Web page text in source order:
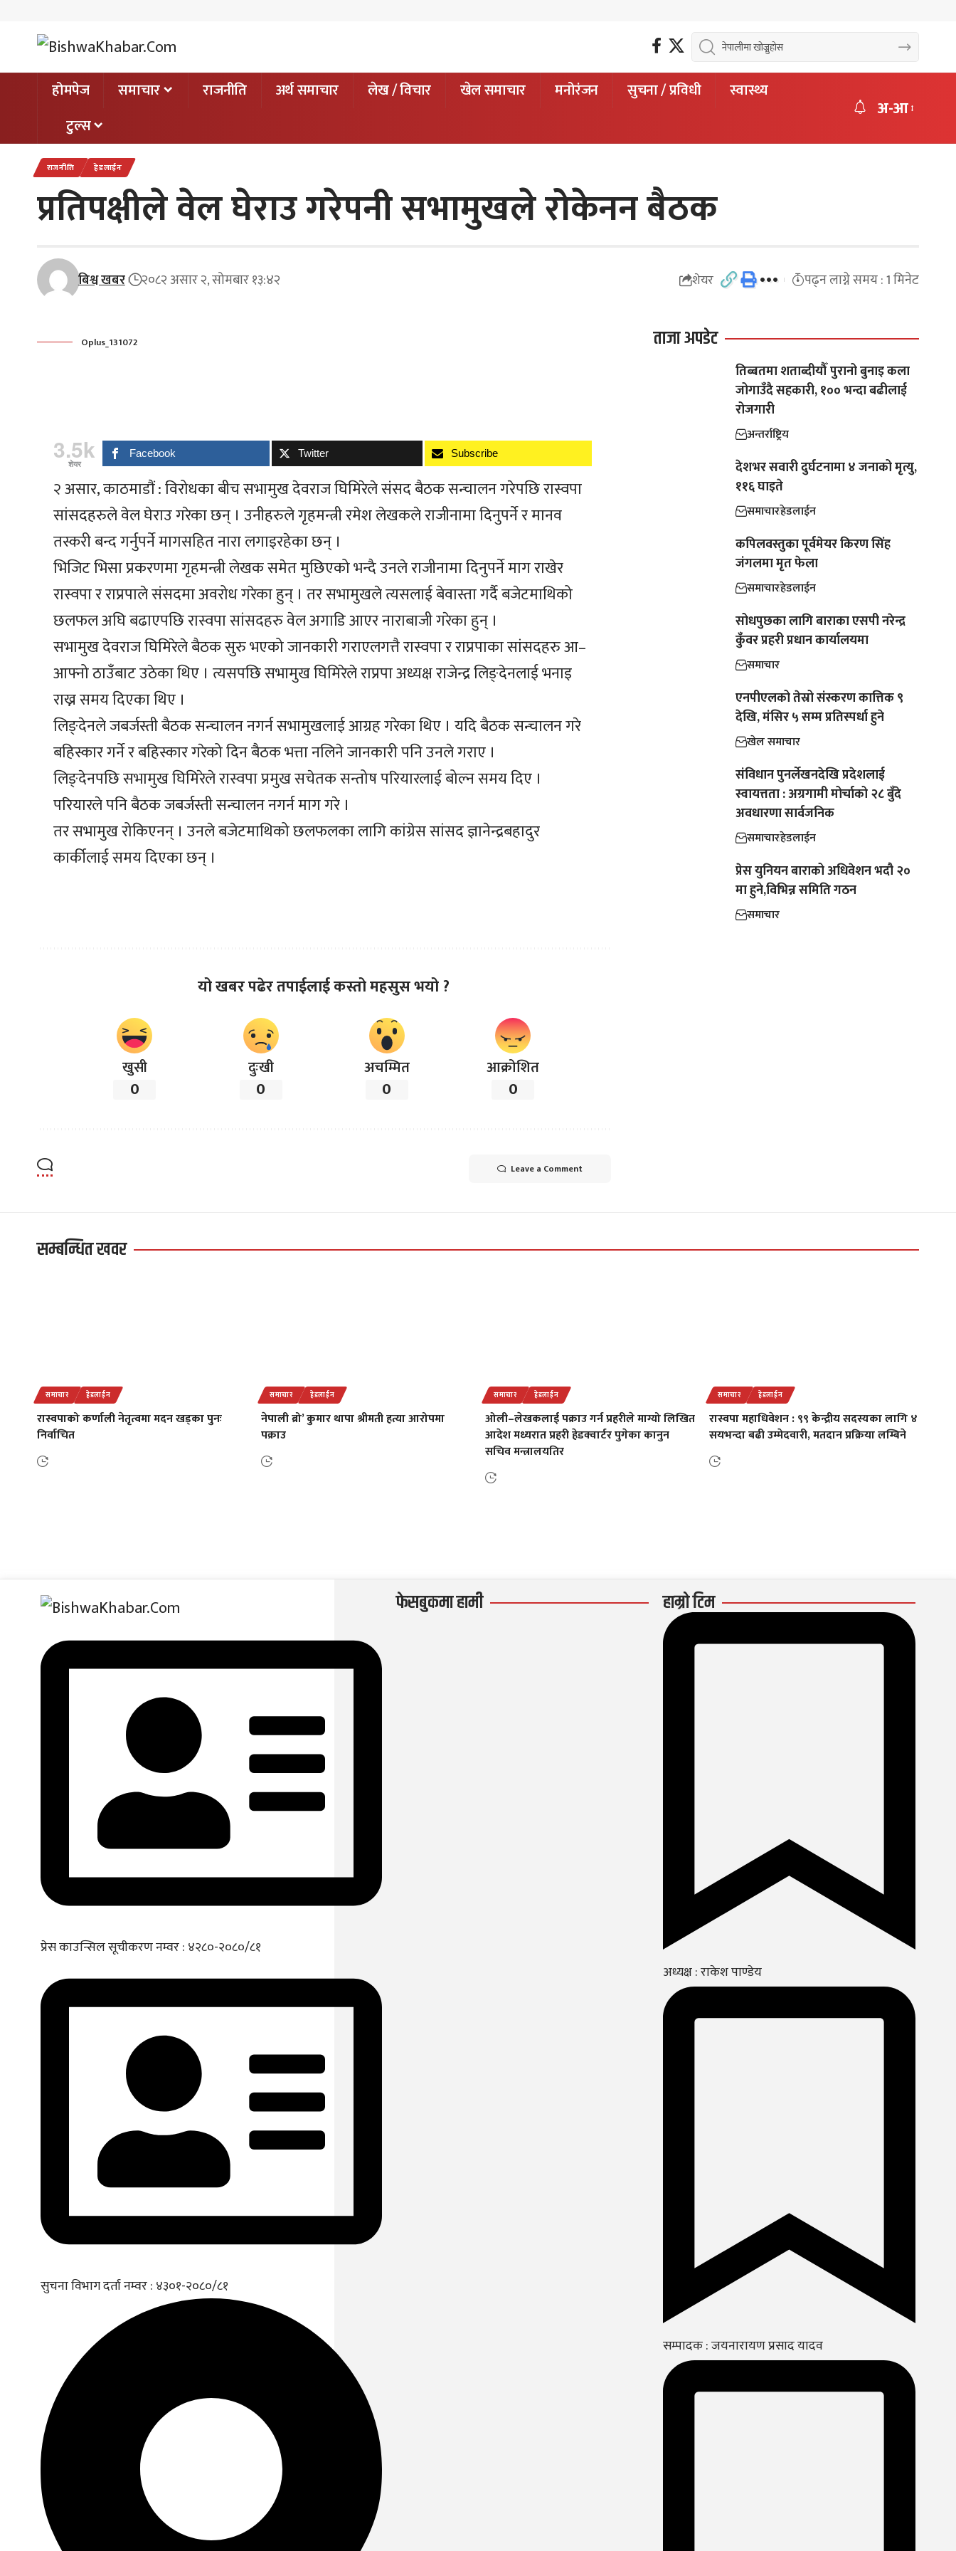
होमपेज समाचार राजनीति अर्थ समाचार लेख / विचार खेल समाचार मनोरंजन सुचना / प्रविधी
स्वास्थ्य
टुल्स
अ-आ
राजनीति हेडलाईन
प्रतिपक्षीले वेल घेराउ गरेपनी सभामुखले रोकेनन बैठक
बिश्व खबर २०८२ असार २, सोमबार १३:४२ शेयर पढ्न लाग्ने समय : 1 मिनेट
Oplus_131072
3.5k
शेयर
Facebook Twitter Subscribe
२ असार, काठमाडौं : विरोधका बीच सभामुख देवराज घिमिरेले संसद बैठक सन्चालन गरेपछि रास्वपा
सांसदहरुले वेल घेराउ गरेका छन् । उनीहरुले गृहमन्त्री रमेश लेखकले राजीनामा दिनुपर्ने र मानव
तस्करी बन्द गर्नुपर्ने मागसहित नारा लगाइरहेका छन् ।
भिजिट भिसा प्रकरणमा गृहमन्त्री लेखक समेत मुछिएको भन्दै उनले राजीनामा दिनुपर्ने माग राखेर
रास्वपा र राप्रपाले संसदमा अवरोध गरेका हुन् । तर सभामुखले त्यसलाई बेवास्ता गर्दै बजेटमाथिको
छलफल अघि बढाएपछि रास्वपा सांसदहरु वेल अगाडि आएर नाराबाजी गरेका हुन् ।
सभामुख देवराज घिमिरेले बैठक सुरु भएको जानकारी गराएलगत्तै रास्वपा र राप्रपाका सांसदहरु आ–
आफ्नो ठाउँबाट उठेका थिए । त्यसपछि सभामुख घिमिरेले राप्रपा अध्यक्ष राजेन्द्र लिङ्देनलाई भनाइ
राख्न समय दिएका थिए ।
लिङ्देनले जबर्जस्ती बैठक सन्चालन नगर्न सभामुखलाई आग्रह गरेका थिए । यदि बैठक सन्चालन गरे
बहिस्कार गर्ने र बहिस्कार गरेको दिन बैठक भत्ता नलिने जानकारी पनि उनले गराए ।
लिङ्देनपछि सभामुख घिमिरेले रास्वपा प्रमुख सचेतक सन्तोष परियारलाई बोल्न समय दिए ।
परियारले पनि बैठक जबर्जस्ती सन्चालन नगर्न माग गरे ।
तर सभामुख रोकिएनन् । उनले बजेटमाथिको छलफलका लागि कांग्रेस सांसद ज्ञानेन्द्रबहादुर
कार्कीलाई समय दिएका छन् ।
यो खबर पढेर तपाईलाई कस्तो महसुस भयो ?
खुसी
0
दुःखी
0
अचम्मित
0
आक्रोशित
0
Leave a Comment
ताजा अपडेट
तिब्बतमा शताब्दीयौँ पुरानो बुनाइ कला
जोगाउँदै सहकारी, १०० भन्दा बढीलाई
रोजगारी
अन्तर्राष्ट्रिय
देशभर सवारी दुर्घटनामा ४ जनाको मृत्यु,
११६ घाइते
समाचारहेडलाईन
कपिलवस्तुका पूर्वमेयर किरण सिंह
जंगलमा मृत फेला
समाचारहेडलाईन
सोधपुछका लागि बाराका एसपी नरेन्द्र
कुँवर प्रहरी प्रधान कार्यालयमा
समाचार
एनपीएलको तेस्रो संस्करण कात्तिक ९
देखि, मंसिर ५ सम्म प्रतिस्पर्धा हुने
खेल समाचार
संविधान पुनर्लेखनदेखि प्रदेशलाई
स्वायत्तता : अग्रगामी मोर्चाको २८ बुँदे
अवधारणा सार्वजनिक
समाचारहेडलाईन
प्रेस युनियन बाराको अधिवेशन भदौ २०
मा हुने,विभिन्न समिति गठन
समाचार
सम्बन्धित खवर
समाचार हेडलाईन
रास्वपाको कर्णाली नेतृत्वमा मदन खड्का पुनः
निर्वाचित
समाचार हेडलाईन
नेपाली ब्रो’ कुमार थापा श्रीमती हत्या आरोपमा
पक्राउ
समाचार हेडलाईन
ओली–लेखकलाई पक्राउ गर्न प्रहरीले माग्यो लिखित
आदेश मध्यरात प्रहरी हेडक्वार्टर पुगेका कानुन
सचिव मन्त्रालयतिर
समाचार हेडलाईन
रास्वपा महाधिवेशन : ९९ केन्द्रीय सदस्यका लागि ४
सयभन्दा बढी उम्मेदवारी, मतदान प्रक्रिया लम्बिने
प्रेस काउन्सिल सूचीकरण नम्वर : ४२८०-२०८०/८१
सुचना विभाग दर्ता नम्वर : ४३०१-२०८०/८१
फेसबुकमा हामी हाम्रो टिम
अध्यक्ष : राकेश पाण्डेय
सम्पादक : जयनारायण प्रसाद यादव